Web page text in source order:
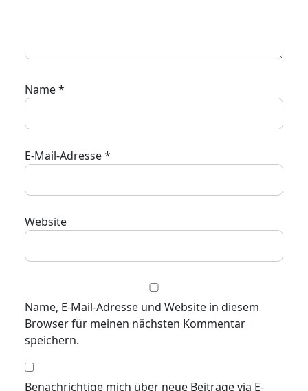
Name*
E-Mail-Adresse*
Website
Name, E-Mail-Adresse und Website in diesem
Browser für meinen nächsten Kommentar
speichern.
Benachrichtige mich über neue Beiträge via E-